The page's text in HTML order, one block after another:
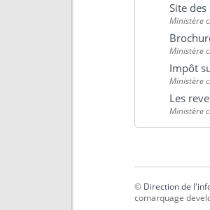
Site
Ministère
Ministère
Impôt
Ministère
Les
Ministère
© Direction de
comarquage